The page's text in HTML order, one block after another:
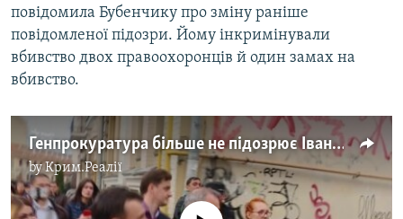
повідомила Бубенчику про зміну раніше
повідомленої підозри. Йому інкримінували
вбивство двох правоохоронців й один замах на
вбивство.
Генпрокуратура більше не підозрює Івана Бубенчика в умисному вбивстві правоохоронців (відео)
byКрим.Реалії
No media source currently available